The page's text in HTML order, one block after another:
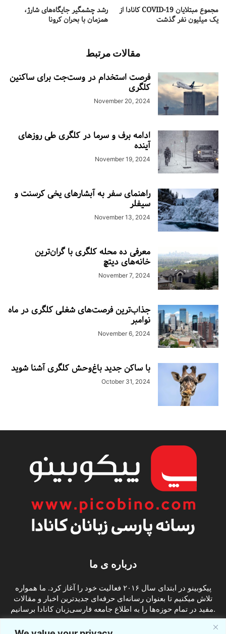
رشد چشمگیر جایگاه‌های شارژ،
همزمان با بحران کرونا
مجموع مبتلایان COVID-19 کانادا از
یک میلیون نفر گذشت
مقالات مرتبط
فرصت استخدام در وست‌جت برای ساکنین
کلگری
November 20, 2024
ادامه برف و سرما در کلگری طی روزهای
آینده
November 19, 2024
راهنمای سفر به آبشارهای یخی کرسنت و
سیفلر
November 13, 2024
معرفی ده محله کلگری با گران‌ترین
خانه‌های دیتچ
November 7, 2024
جذاب‌ترین فرصت‌های شغلی کلگری در ماه
نوامبر
November 6, 2024
با ساکن جدید باغ‌وحش کلگری آشنا شوید
October 31, 2024
درباره ی ما
پیکوبینو در ابتدای سال ۲۰۱۶ فعالیت خود را آغاز کرد. ما همواره
تلاش میکنیم تا بعنوان رسانه‌ای حرفه‌ای جدیدترین اخبار و مقالات
مفید در تمام حوزه‌ها را به اطلاع جامعه فارسی‌زبان کانادا برسانیم.